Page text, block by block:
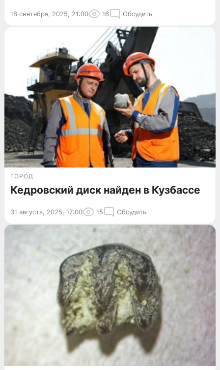
18 сентября, 2025, 21:00 16 Обсудить
ГОРОД
Кедровский диск найден в Кузбассе
31 августа, 2025, 17:00 15 Обсудить